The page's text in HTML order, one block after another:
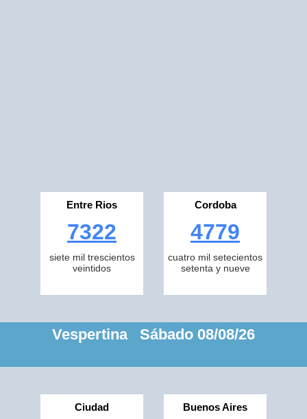
Entre Rios
7322
siete mil trescientos
veintidos
Cordoba
4779
cuatro mil setecientos
setenta y nueve
Vespertina Sábado 08/08/26
Ciudad Buenos Aires